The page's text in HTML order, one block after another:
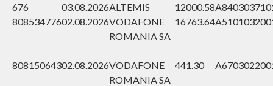
676 03.08.2026ALTEMIS 12000.58A840303
80853477602.08.2026VODAFONE
ROMANIA SA
16763.64A510103
80815064302.08.2026VODAFONE
ROMANIA SA
441.30 A670302